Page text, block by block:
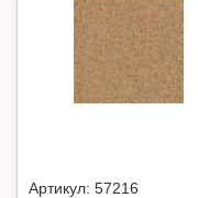
Артикул: 57216